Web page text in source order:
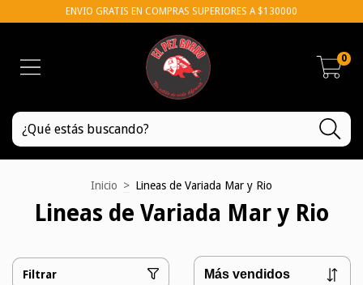
ENVIO GRATIS EN COMPRAS SUPERIORES A $130000
0
Inicio > Lineas de Variada Mar y Rio
Lineas de Variada Mar y Rio
Filtrar